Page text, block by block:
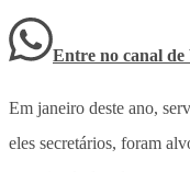
Entre no canal
Em janeiro deste ano,
eles secretários, foram